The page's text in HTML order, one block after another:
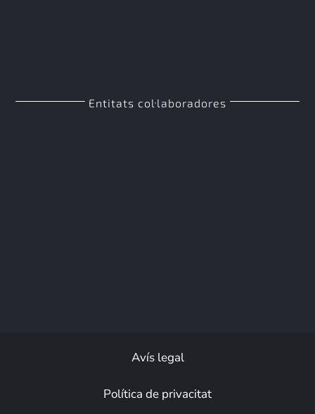
Entitats col·laboradores
Avís legal
Política de privacitat